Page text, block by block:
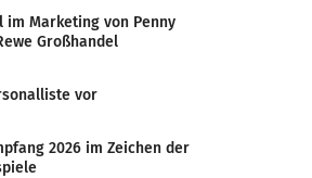
im Marketing von Penny
Großhandel
vor
2026 im Zeichen der